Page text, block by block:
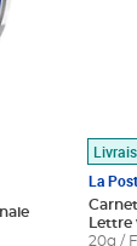
La
20g /